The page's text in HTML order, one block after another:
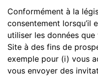
Conformément à la
consentement lorsqu’il
utiliser les données
Site à des fins de
exemple pour (i) vous
vous envoyer des